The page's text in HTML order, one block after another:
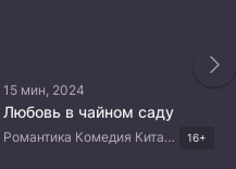
15 мин, 2024
Любовь в чайном саду
Романтика Комедия Китайские дорамы 16+